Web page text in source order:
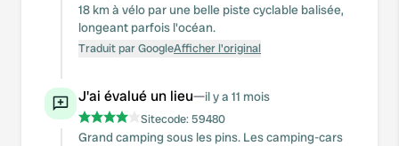
18 km à vélo par une belle piste cyclable balisée,
longeant parfois l'océan.
Traduit par GoogleAfficher l'original
J'ai évalué un lieu—il y a 11 mois
Sitecode:59480
Grand camping sous les pins. Les camping-cars